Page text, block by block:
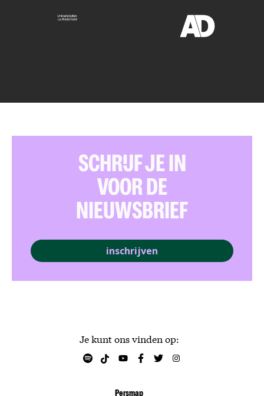
Je kunt ons vinden op:
SCHRIJF JE IN
VOOR DE
NIEUWSBRIEF
inschrijven